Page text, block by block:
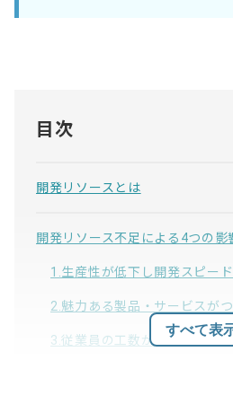
目次
開発リソースとは
開発リソース不足による4つの影
1.生産性が低下し開発スピー
2.魅力ある製品・サービスが
3.従業員の工数が過多になり
すべて表